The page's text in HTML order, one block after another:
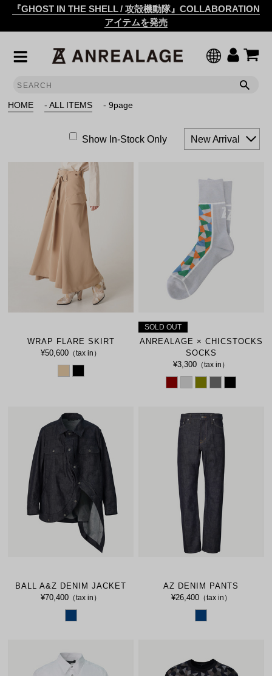
『GHOST IN THE SHELL / 攻殻機動隊』COLLABORATION
アイテムを発売
HOME - ALL ITEMS - 9page
Show In-Stock Only New Arrival
WRAP FLARE SKIRT
¥50,600 （tax in）
SOLD OUT
ANREALAGE × CHICSTOCKS
SOCKS
¥3,300 （tax in）
BALL A&Z DENIM JACKET
¥70,400 （tax in）
AZ DENIM PANTS
¥26,400（tax in）